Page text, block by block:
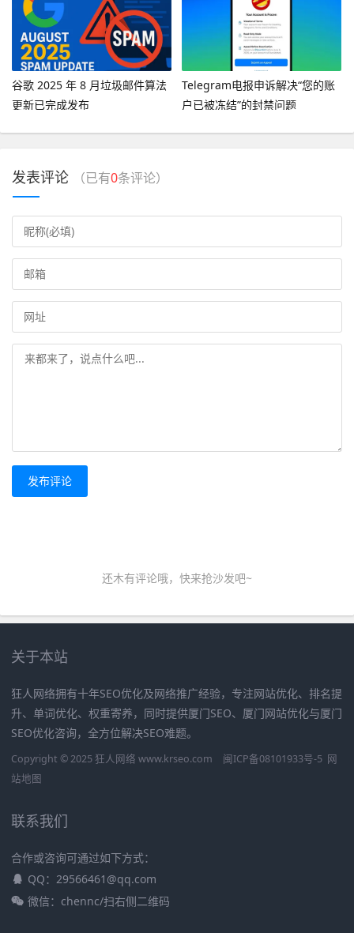
谷歌 2025 年 8 月垃圾邮件算法
更新已完成发布
Telegram电报申诉解决“您的账
户已被冻结”的封禁问题
发表评论 （已有0条评论）
发布评论
还木有评论哦，快来抢沙发吧~
关于本站
狂人网络拥有十年SEO优化及网络推广经验，专注网站优化、排名提
升、单词优化、权重寄养，同时提供厦门SEO、厦门网站优化与厦门
SEO优化咨询，全方位解决SEO难题。
Copyright © 2025 狂人网络 www.krseo.com 闽ICP备08101933号-5 网
站地图
联系我们
合作或咨询可通过如下方式：
QQ：29566461@qq.com
微信：chennc/扫右侧二维码